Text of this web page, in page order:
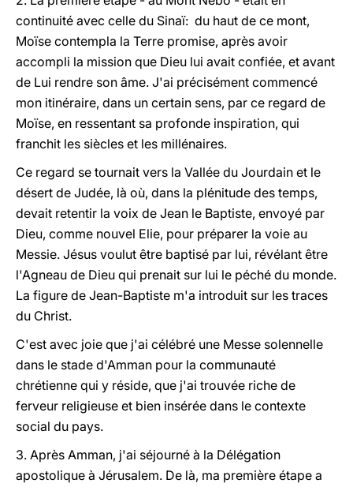
continuité avec celle du Sinaï: du haut de ce mont,
Moïse contempla la Terre promise, après avoir
accompli la mission que Dieu lui avait confiée, et avant
de Lui rendre son âme. J'ai précisément commencé
mon itinéraire, dans un certain sens, par ce regard de
Moïse, en ressentant sa profonde inspiration, qui
franchit les siècles et les millénaires.
Ce regard se tournait vers la Vallée du Jourdain et le
désert de Judée, là où, dans la plénitude des temps,
devait retentir la voix de Jean le Baptiste, envoyé par
Dieu, comme nouvel Elie, pour préparer la voie au
Messie. Jésus voulut être baptisé par lui, révélant être
l'Agneau de Dieu qui prenait sur lui le péché du monde.
La figure de Jean-Baptiste m'a introduit sur les traces
du Christ.
C'est avec joie que j'ai célébré une Messe solennelle
dans le stade d'Amman pour la communauté
chrétienne qui y réside, que j'ai trouvée riche de
ferveur religieuse et bien insérée dans le contexte
social du pays.
3. Après Amman, j'ai séjourné à la Délégation
apostolique à Jérusalem. De là, ma première étape a